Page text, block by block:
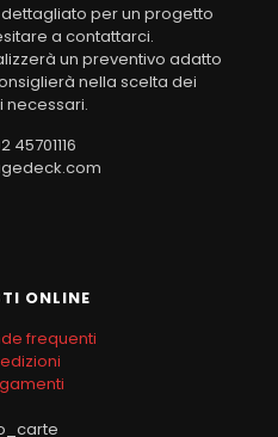
per un progetto
a contattarci.
un preventivo adatto
nella scelta dei
necessari.
45701116
ONLINE
frequenti